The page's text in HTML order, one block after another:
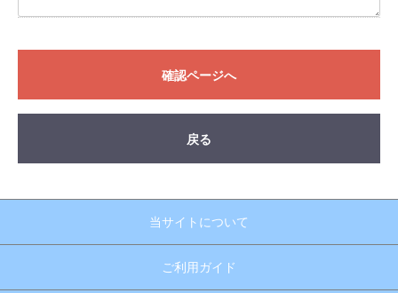
確認ページへ
戻る
当サイトについて
ご利用ガイド